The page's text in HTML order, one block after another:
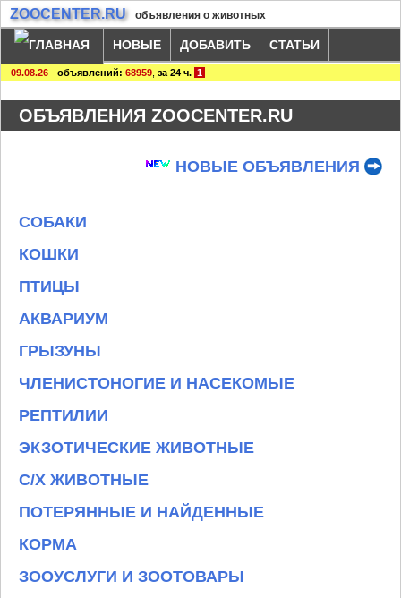
ZOOCENTER.RU объявления о животных
НОВЫЕ ДОБАВИТЬ СТАТЬИ
09.08.26 - объявлений: 68959 за 24 ч. 1
ОБЪЯВЛЕНИЯ ZOOCENTER.RU
НОВЫЕ ОБЪЯВЛЕНИЯ
СОБАКИ
КОШКИ
ПТИЦЫ
АКВАРИУМ
ГРЫЗУНЫ
ЧЛЕНИСТОНОГИЕ И НАСЕКОМЫЕ
РЕПТИЛИИ
ЭКЗОТИЧЕСКИЕ ЖИВОТНЫЕ
С/Х ЖИВОТНЫЕ
ПОТЕРЯННЫЕ И НАЙДЕННЫЕ
КОРМА
ЗООУСЛУГИ И ЗООТОВАРЫ